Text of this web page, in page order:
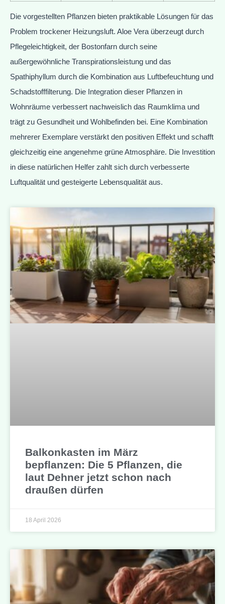
Balkonkasten im März
bepflanzen: Die 5 Pflanzen, die
laut Dehner jetzt schon nach
draußen dürfen
18 April 2026
Die vorgestellten Pflanzen bieten praktikable Lösungen für das
Problem trockener Heizungsluft. Aloe Vera überzeugt durch
Pflegeleichtigkeit, der Bostonfarn durch seine
außergewöhnliche Transpirationsleistung und das
Spathiphyllum durch die Kombination aus Luftbefeuchtung und
Schadstofffilterung. Die Integration dieser Pflanzen in
Wohnräume verbessert nachweislich das Raumklima und
trägt zu Gesundheit und Wohlbefinden bei. Eine Kombination
mehrerer Exemplare verstärkt den positiven Effekt und schafft
gleichzeitig eine angenehme grüne Atmosphäre. Die Investition
in diese natürlichen Helfer zahlt sich durch verbesserte
Luftqualität und gesteigerte Lebensqualität aus.